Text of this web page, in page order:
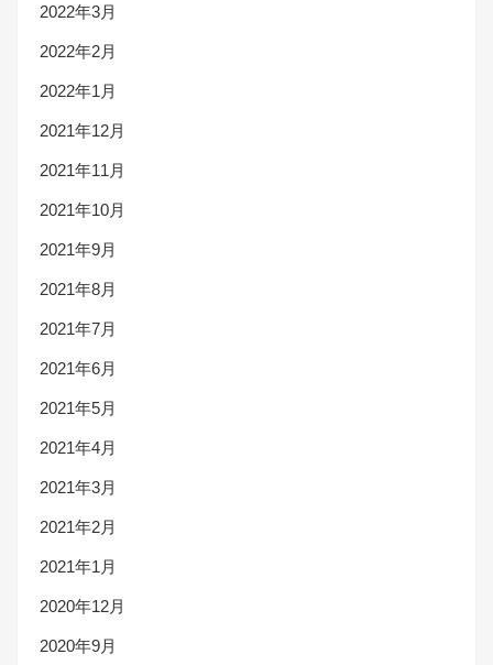
2022年3月
2022年2月
2022年1月
2021年12月
2021年11月
2021年10月
2021年9月
2021年8月
2021年7月
2021年6月
2021年5月
2021年4月
2021年3月
2021年2月
2021年1月
2020年12月
2020年9月